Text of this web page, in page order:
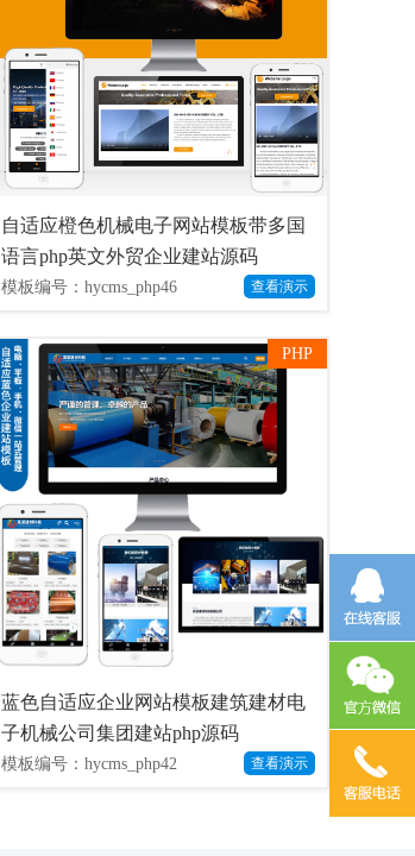
自适应橙色机械电子网站模板带多国
语言php英文外贸企业建站源码
模板编号：hycms_php46 查看演示
PHP
蓝色自适应企业网站模板建筑建材电
子机械公司集团建站php源码
模板编号：hycms_php42 查看演示